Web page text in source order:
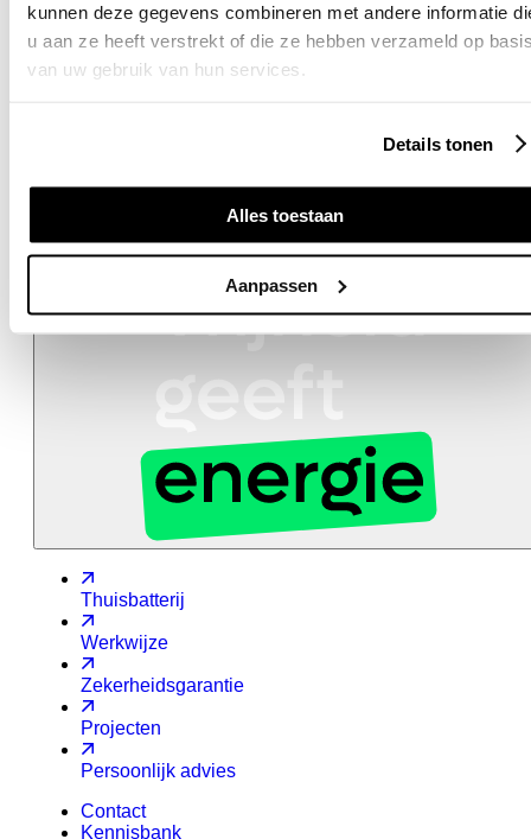
kunnen deze gegevens combineren met andere informatie
u aan ze heeft verstrekt of die ze hebben verzameld op
van uw gebruik van hun services.
Details tonen
Alles toestaan
Aanpassen
Thuisbatterij
Werkwijze
Zekerheidsgarantie
Projecten
Persoonlijk advies
Contact
Kennisbank
Formulier wordt geladen...